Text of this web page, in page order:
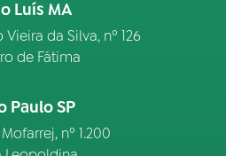
Luís MA
da Silva, nº 126
de Fátima
Paulo SP
nº 1.200